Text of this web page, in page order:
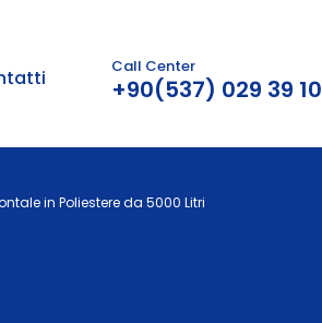
Call Center
+90(537) 029 39 10
in Poliestere da 5000 Litri